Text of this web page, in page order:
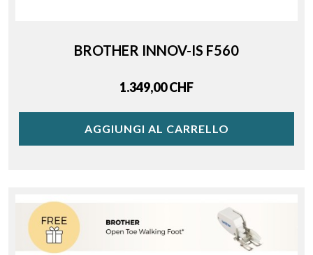
BROTHER INNOV-IS F560
Price
1.349,00 CHF
AGGIUNGI AL CARRELLO